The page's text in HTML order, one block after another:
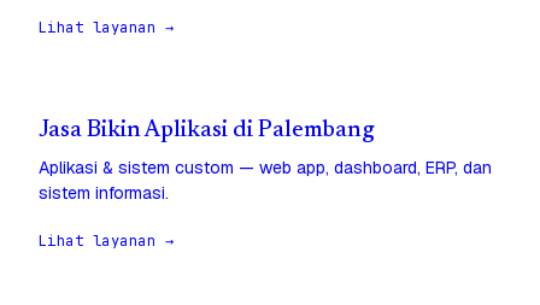
Lihat layanan →
Jasa Bikin Aplikasi di Palembang
Aplikasi & sistem custom — web app, dashboard, ERP, dan
sistem informasi.
Lihat layanan →